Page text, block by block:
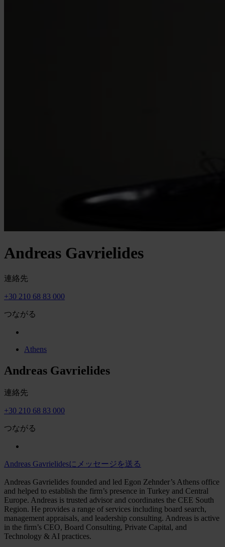
Andreas Gavrielides
連絡先
+30 210 68 83 000
つながる
Athens
Andreas Gavrielides
連絡先
+30 210 68 83 000
つながる
Andreas Gavrielidesにメッセージを送る
Andreas Gavrielides founded and led Egon Zehnder’s Athens office
and helped to establish the firm’s presence in Turkey and Central
Europe. Andreas is trusted advisor and coordinates the CEE South
Region. He provides a range of services including board search,
management appraisals, and leadership consulting. Andreas is active
in the firm’s CEO, Board Consulting, Private Capital, and
Technology & AI practices.